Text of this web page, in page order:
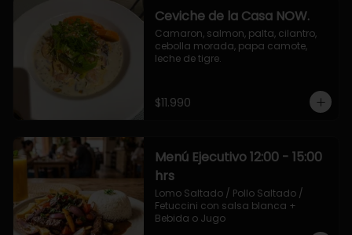
Ceviche de la Casa NOW.
Camaron, salmon, palta, cilantro,
cebolla morada, papa camote,
leche de tigre.
$11.990
Menú Ejecutivo 12:00 - 15:00
hrs
Lomo Saltado / Pollo Saltado /
Fetuccini con salsa blanca +
Bebida o Jugo